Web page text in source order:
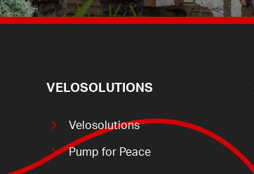
VELOSOLUTIONS
Velosolutions
Pump for Peace